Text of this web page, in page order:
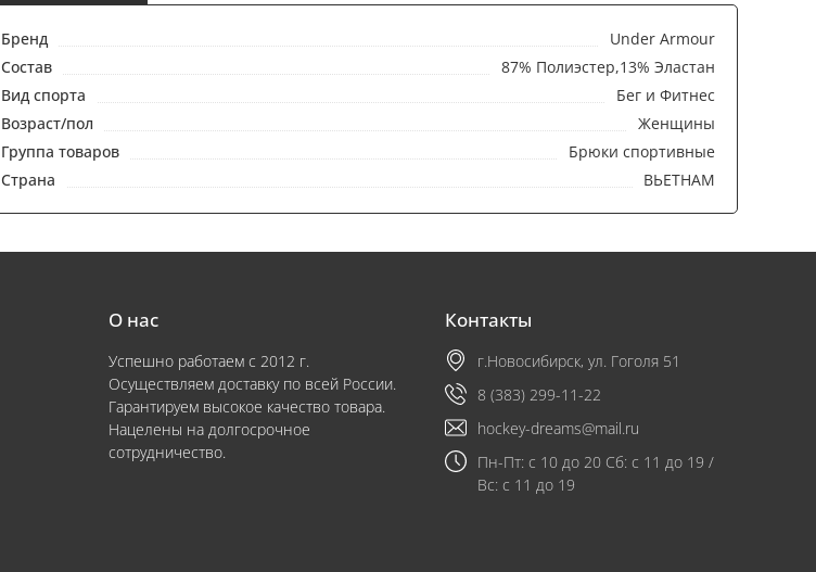
Бренд
Under Armour
Состав
87% Полиэстер,13% Эластан
Вид спорта
Бег и Фитнес
Возраст/пол
Женщины
Группа товаров
Брюки спортивные
Страна
ВЬЕТНАМ
О нас
Успешно работаем с 2012 г.
Осуществляем доставку по всей России.
Гарантируем высокое качество товара.
Нацелены на долгосрочное
сотрудничество.
Контакты
г.Новосибирск, ул. Гоголя 51
8 (383) 299-11-22
hockey-dreams@mail.ru
Пн-Пт: с 10 до 20 Сб: с 11 до 19 /
Вс: с 11 до 19